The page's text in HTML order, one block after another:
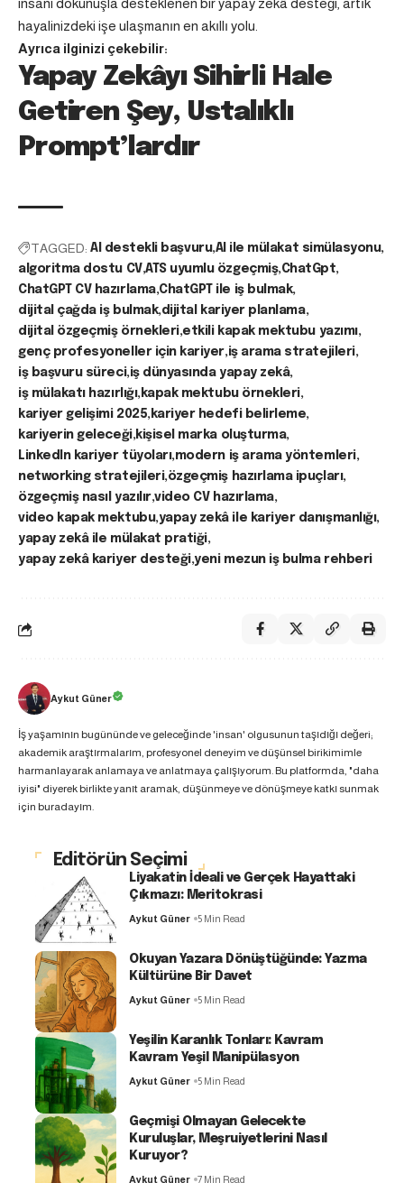
insani dokunuşla desteklenen bir yapay zekâ desteği, artık
hayalinizdeki işe ulaşmanın en akıllı yolu.
Ayrıca ilginizi çekebilir:
Yapay Zekâyı Sihirli Hale
Getiren Şey, Ustalıklı
Prompt’lardır
TAGGED: AI destekli başvuru AI ile mülakat simülasyonu
algoritma dostu CV ATS uyumlu özgeçmiş ChatGpt
ChatGPT CV hazırlama ChatGPT ile iş bulmak
dijital çağda iş bulmak dijital kariyer planlama
dijital özgeçmiş örnekleri etkili kapak mektubu yazımı
genç profesyoneller için kariyer iş arama stratejileri
iş başvuru süreci iş dünyasında yapay zekâ
iş mülakatı hazırlığı kapak mektubu örnekleri
kariyer gelişimi 2025 kariyer hedefi belirleme
kariyerin geleceği kişisel marka oluşturma
LinkedIn kariyer tüyoları modern iş arama yöntemleri
networking stratejileri özgeçmiş hazırlama ipuçları
özgeçmiş nasıl yazılır video CV hazırlama
video kapak mektubu yapay zekâ ile kariyer danışmanlığı
yapay zekâ ile mülakat pratiği
yapay zekâ kariyer desteği yeni mezun iş bulma rehberi
Aykut Güner
İş yaşamının bugününde ve geleceğinde 'insan' olgusunun taşıdığı değeri;
akademik araştırmalarım, profesyonel deneyim ve düşünsel birikimimle
harmanlayarak anlamaya ve anlatmaya çalışıyorum. Bu platformda, "daha
iyisi" diyerek birlikte yanıt aramak, düşünmeye ve dönüşmeye katkı sunmak
için buradayım.
Editörün Seçimi
Liyakatin İdeali ve Gerçek Hayattaki
Çıkmazı: Meritokrasi
Aykut Güner 5 Min Read
Okuyan Yazara Dönüştüğünde: Yazma
Kültürüne Bir Davet
Aykut Güner 5 Min Read
Yeşilin Karanlık Tonları: Kavram
Kavram Yeşil Manipülasyon
Aykut Güner 5 Min Read
Geçmişi Olmayan Gelecekte
Kuruluşlar, Meşruiyetlerini Nasıl
Kuruyor?
Aykut Güner 7 Min Read